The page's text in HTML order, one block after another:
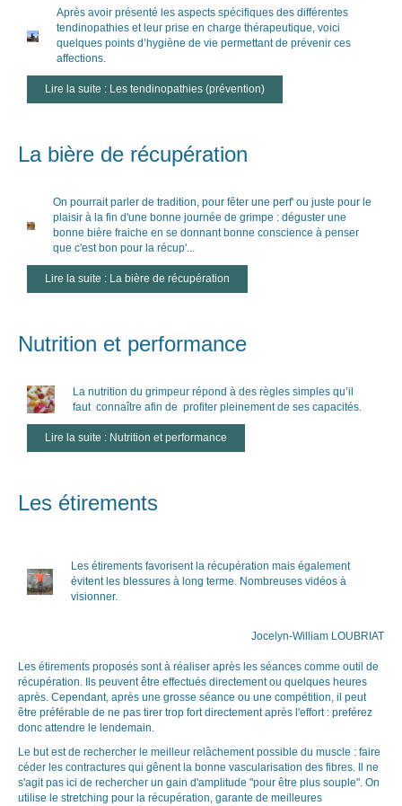
Après avoir présenté les aspects spécifiques des différentes
tendinopathies et leur prise en charge thérapeutique, voici
quelques points d’hygiène de vie permettant de prévenir ces
affections.
Lire la suite : Les tendinopathies (prévention)
La bière de récupération
On pourrait parler de tradition, pour fêter une perf' ou juste pour le
plaisir à la fin d'une bonne journée de grimpe : déguster une
bonne bière fraiche en se donnant bonne conscience à penser
que c'est bon pour la récup'...
Lire la suite : La bière de récupération
Nutrition et performance
La nutrition du grimpeur répond à des règles simples qu’il
faut connaître afin de profiter pleinement de ses capacités.
Lire la suite : Nutrition et performance
Les étirements
Les étirements favorisent la récupération mais également
évitent les blessures à long terme. Nombreuses vidéos à
visionner.
Jocelyn-William LOUBRIAT
Les étirements proposés sont à réaliser après les séances comme outil de
récupération. Ils peuvent être effectués directement ou quelques heures
après. Cependant, après une grosse séance ou une compétition, il peut
être préférable de ne pas tirer trop fort directement après l'effort : preférez
donc attendre le lendemain.
Le but est de rechercher le meilleur relâchement possible du muscle : faire
céder les contractures qui gênent la bonne vascularisation des fibres. Il ne
s'agit pas ici de rechercher un gain d'amplitude "pour être plus souple". On
utilise le stretching pour la récupération, garante de meilleures